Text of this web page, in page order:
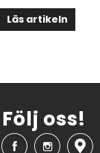
Läs artikeln
Följ oss!